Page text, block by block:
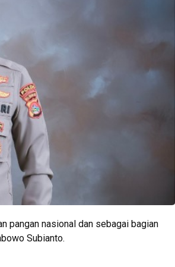
pangan nasional dan sebagai bagian
Subianto.